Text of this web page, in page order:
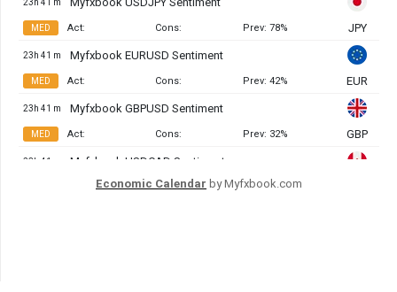
Economic Calendar by Myfxbook.com